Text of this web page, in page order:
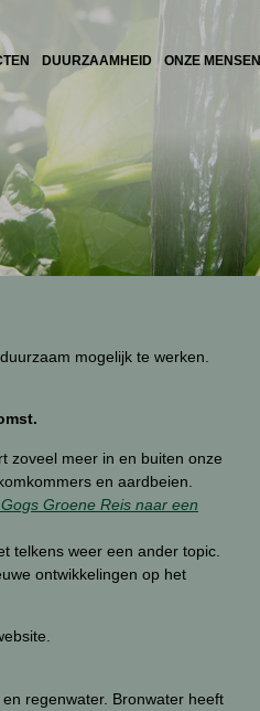
DUURZAAMHEID ONZE MENSEN
mogelijk te werken.
zoveel meer in en buiten onze
en aardbeien.
Gogs Groene Reis naar een
telkens weer een ander topic.
ontwikkelingen op het
regenwater. Bronwater heeft